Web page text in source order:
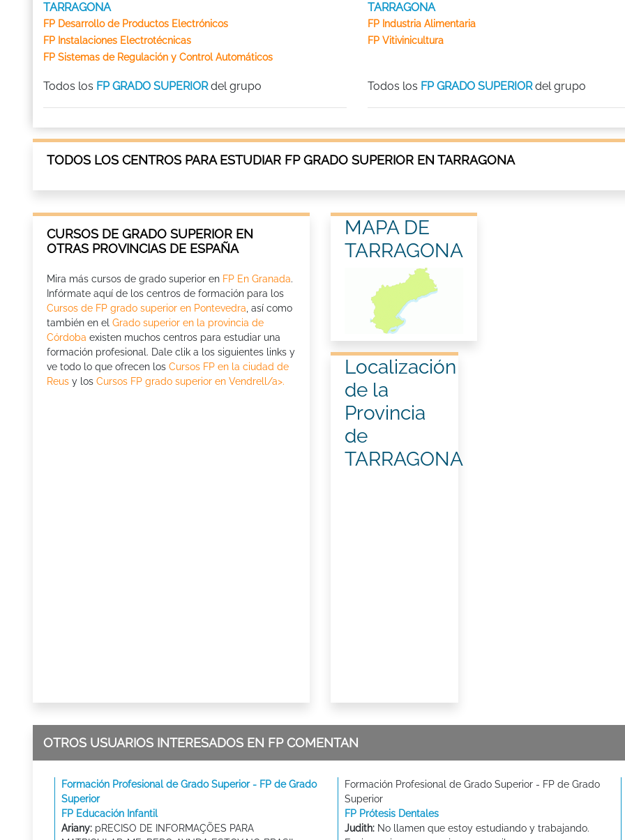
TARRAGONA
FP Desarrollo de Productos Electrónicos
FP Instalaciones Electrotécnicas
FP Sistemas de Regulación y Control Automáticos
Todos los FP GRADO SUPERIORdel grupo
TARRAGONA
FP Industria Alimentaria
FP Vitivinicultura
Todos los FP GRADO SUPERIORdel grupo
TODOS LOS CENTROS PARA ESTUDIAR FP GRADO SUPERIOR EN TARRAGONA
CURSOS DE GRADO SUPERIOR EN
OTRAS PROVINCIAS DE ESPAÑA
Mira más cursos de grado superior en FP En Granada.
Infórmate aquí de los centros de formación para los
Cursos de FP grado superior en Pontevedra , así como
también en el Grado superior en la provincia de
Córdoba existen muchos centros para estudiar una
formación profesional. Dale clik a los siguientes links y
ve todo lo que ofrecen los Cursos FP en la ciudad de
Reus y los Cursos FP grado superior en Vendrell/a>.
MAPA DE
TARRAGONA
Localización
de la
Provincia
de
TARRAGONA
OTROS USUARIOS INTERESADOS EN FP COMENTAN
Formación Profesional de Grado Superior - FP de Grado
Superior
FP Educación Infantil
Ariany: pRECISO DE INFORMAÇÕES PARA
Formación Profesional de Grado Superior - FP de Grado
Superior
FP Prótesis Dentales
Judith: No llamen que estoy estudiando y trabajando.